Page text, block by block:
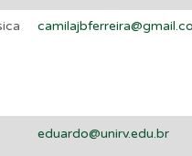
eduardo@unirv.edu.br